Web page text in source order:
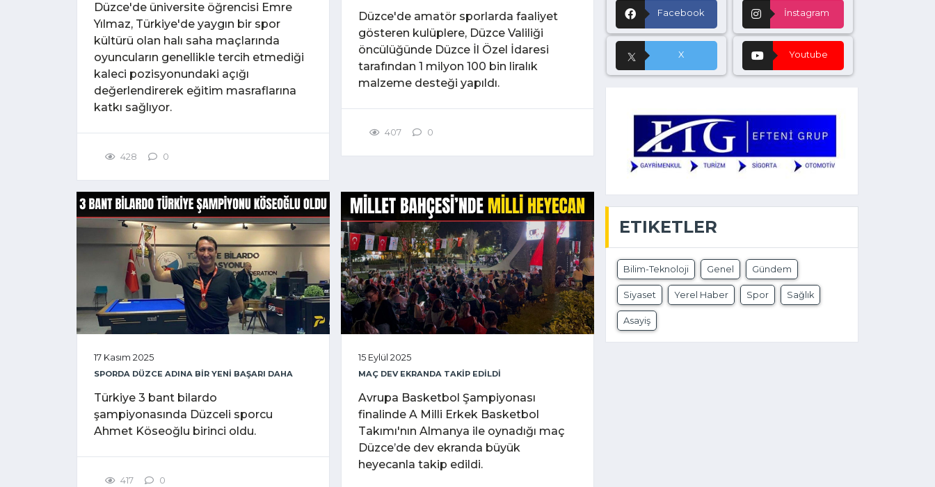
Düzce'de üniversite öğrencisi Emre
Yılmaz, Türkiye'de yaygın bir spor
kültürü olan halı saha maçlarında
oyuncuların genellikle tercih etmediği
kaleci pozisyonundaki açığı
değerlendirerek eğitim masraflarına
katkı sağlıyor.
428 0
Düzce'de amatör sporlarda faaliyet
gösteren kulüplere, Düzce Valiliği
öncülüğünde Düzce İl Özel İdaresi
tarafından 1 milyon 100 bin liralık
malzeme desteği yapıldı.
407 0
17 Kasım 2025
SPORDA DÜZCE ADINA BİR YENİ BAŞARI DAHA
Türkiye 3 bant bilardo
şampiyonasında Düzceli sporcu
Ahmet Köseoğlu birinci oldu.
417 0
15 Eylül 2025
MAÇ DEV EKRANDA TAKİP EDİLDİ
Avrupa Basketbol Şampiyonası
finalinde A Milli Erkek Basketbol
Takımı'nın Almanya ile oynadığı maç
Düzce’de dev ekranda büyük
heyecanla takip edildi.
Facebook İnstagram
X Youtube
ETIKETLER
Bilim-Teknoloji Genel Gündem
Siyaset Yerel Haber Spor Sağlık
Asayiş